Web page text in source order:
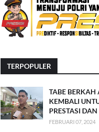
TERPOPULER
TABE
KEMBALI
PRESTASI DAN
FEBRUARI 07, 2024